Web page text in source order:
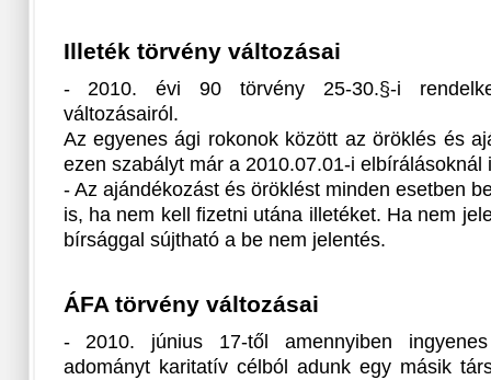
Illeték törvény változásai
- 2010. évi 90 törvény 25-30.§-i
változásairól.
Az egyenes ági rokonok között az öröklés és
ezen szabályt már a 2010.07.01-i elbírálásoknál
- Az ajándékozást és öröklést minden esetben
is, ha nem kell fizetni utána illetéket. Ha nem
bírsággal sújtható a be nem jelentés.
ÁFA törvény változásai
- 2010. június 17-től amennyiben
adományt karitatív célból adunk egy másik